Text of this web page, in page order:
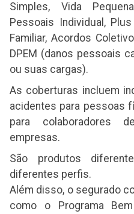
Simples, Vida
Pessoais Individual,
Familiar, Acordos
DPEM (danos pessoais
ou suas cargas).
As coberturas incluem
acidentes para pessoas
para colaboradores
empresas.
São produtos
diferentes perfis.
Além disso, o segurado
como o Programa